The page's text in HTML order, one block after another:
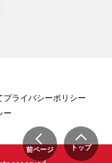
前ページ トップ
プライバシーポリシー
ー